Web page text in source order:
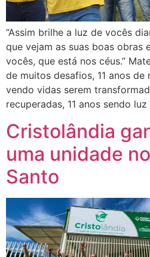
“Assim brilhe a luz de vocês
que vejam as suas boas obras
vocês, que está nos céus.”
de muitos desafios, 11 anos de
vendo vidas serem
recuperadas, 11 anos sendo
Cristolândia
uma unidade
Santo